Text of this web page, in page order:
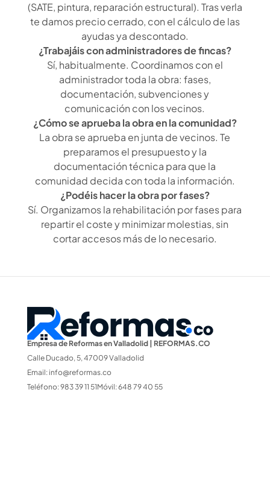
(SATE, pintura, reparación estructural). Tras verla
te damos precio cerrado, con el cálculo de las
ayudas ya descontado.
¿Trabajáis con administradores de fincas?
Sí, habitualmente. Coordinamos con el
administrador toda la obra: fases,
documentación, subvenciones y
comunicación con los vecinos.
¿Cómo se aprueba la obra en la comunidad?
La obra se aprueba en junta de vecinos. Te
preparamos el presupuesto y la
documentación técnica para que la
comunidad decida con toda la información.
¿Podéis hacer la obra por fases?
Sí. Organizamos la rehabilitación por fases para
repartir el coste y minimizar molestias, sin
cortar accesos más de lo necesario.
Empresa de Reformas en Valladolid | REFORMAS.CO
Calle Ducado, 5, 47009 Valladolid
Email: info@reformas.co
Teléfono: 983 39 11 51Móvil: 648 79 40 55